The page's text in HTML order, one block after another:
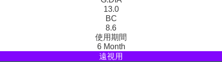
13.0
BC
8.6
使用期間
6 Month
遠視用